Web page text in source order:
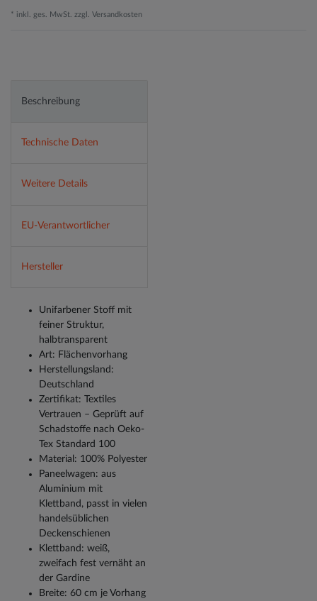
* inkl. ges. MwSt. zzgl. Versandkosten
Beschreibung
Technische Daten
Weitere Details
EU-Verantwortlicher
Hersteller
Unifarbener Stoff mit
feiner Struktur,
halbtransparent
Art: Flächenvorhang
Herstellungsland:
Deutschland
Zertifikat: Textiles
Vertrauen – Geprüft auf
Schadstoffe nach Oeko-
Tex Standard 100
Material: 100% Polyester
Paneelwagen: aus
Aluminium mit
Klettband, passt in vielen
handelsüblichen
Deckenschienen
Klettband: weiß,
zweifach fest vernäht an
der Gardine
Breite: 60 cm je Vorhang